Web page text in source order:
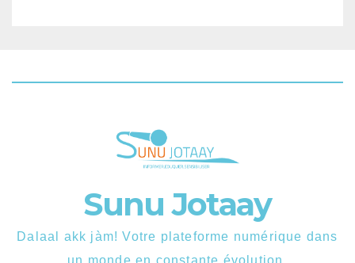
Sunu Jotaay
Dalaal akk jàm! Votre plateforme numérique dans
un monde en constante évolution.